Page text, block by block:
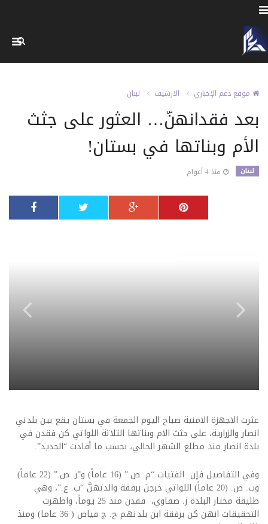
موقع دعم الإخباري الارشيف لبنان
بعد فقدانهنّ… العثور على جثث
الأم وبناتها في بستان!
لبنان منذ 4 أعوام
عثرت الاجهزة الامنية صباح اليوم الجمعة في بستان يقع بين بلدتي
انصار والزرارية، على جثث الام وبناتها الثلاثة اللواتي كن فقدن في
بلدة انصار منذ مطلع الشهر الحالي، بحسب ما أفادت “الجديد”.
وفي التفاصيل فإن الفتيات “م. ص.” (16 عاماً) و”ر. ص.” (22 عاماً)
وت. ص. (20 عاماً) اللواتي خرجنَ برفقة والدتهنَّ “ب. ع.”، وهي
طليقة مختار البلدة ز. صفاوي، فقدن منذ 25 يوماً، واظهرت
التحقيقات انهن كن برفقة ابن بلدتهم ح. ج فياض ( 36 عاما) ومنذ